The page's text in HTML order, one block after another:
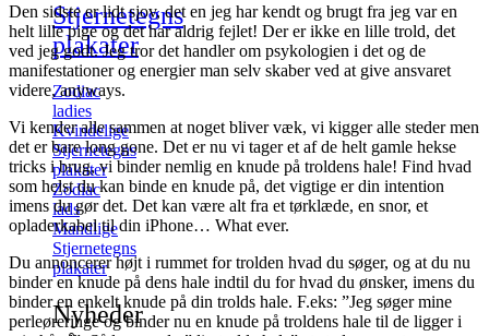
Stjernetegns
plakater
Zodiac
ladies
Kvindelige
Stjernetegns
plakater
Zodiac
lads
Mandlige
Stjernetegns
plakater
Nyheder
Den sidste er lidt sjov, det en jeg har kendt og brugt fra jeg var en
helt lille pige og det har aldrig fejlet! Der er ikke en lille trold, det
ved jeg godt. Jeg tror det handler om psykologien i det og de
manifestationer og energier man selv skaber ved at give ansvaret
videre, anyways.
Vi kender alle sammen at noget bliver væk, vi kigger alle steder men
det er bare long gone. Det er nu vi tager et af de helt gamle hekse
tricks i brug, vi binder nemlig en knude på troldens hale! Find hvad
som helst du kan binde en knude på, det vigtige er din intention
imens du gør det. Det kan være alt fra et tørklæde, en snor, et
opladerkabel til din iPhone… What ever.
Du annoncerer højt i rummet for trolden hvad du søger, og at du nu
binder en knude på dens hale indtil du for hvad du ønsker, imens du
binder en enkelt knude på din trolds hale. F.eks: ”Jeg søger mine
perleøreringe og binder nu en knude på troldens hale til de ligger i